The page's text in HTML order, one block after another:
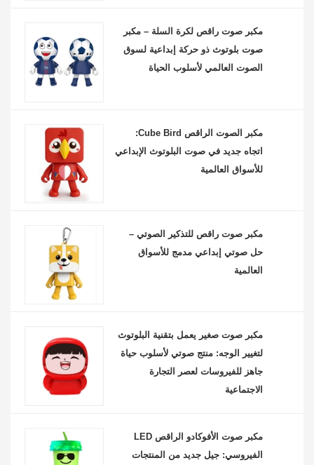
مكبر صوت راقص لكرة السلة – مكبر
صوت بلوتوث ذو حركة إبداعية لسوق
الصوت العالمي لأسلوب الحياة
مكبر الصوت الراقص Cube Bird:
اتجاه جديد في صوت البلوتوث الإبداعي
للأسواق العالمية
مكبر صوت راقص للتذكير الصوتي –
حل صوتي إبداعي مدمج للأسواق
العالمية
مكبر صوت صغير يعمل بتقنية البلوتوث
لتغيير الوجه: منتج صوتي لأسلوب حياة
جاهز للفيروسات لعصر التجارة
الاجتماعية
مكبر صوت الأفوكادو الراقص LED
الفيروسي: جيل جديد من المنتجات